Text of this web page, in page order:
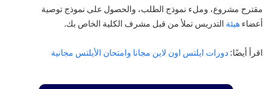
مقترح مشروع، وملء نموذج الطلب، والحصول على نموذج توصية
أعضاء هيئة التدريس تملأ من قبل مشرف الكلية الخاص بك.
اقرأ أيضًا: دورات ايلتس اون لاين مجانا وامتحان الأيلتس مجانية